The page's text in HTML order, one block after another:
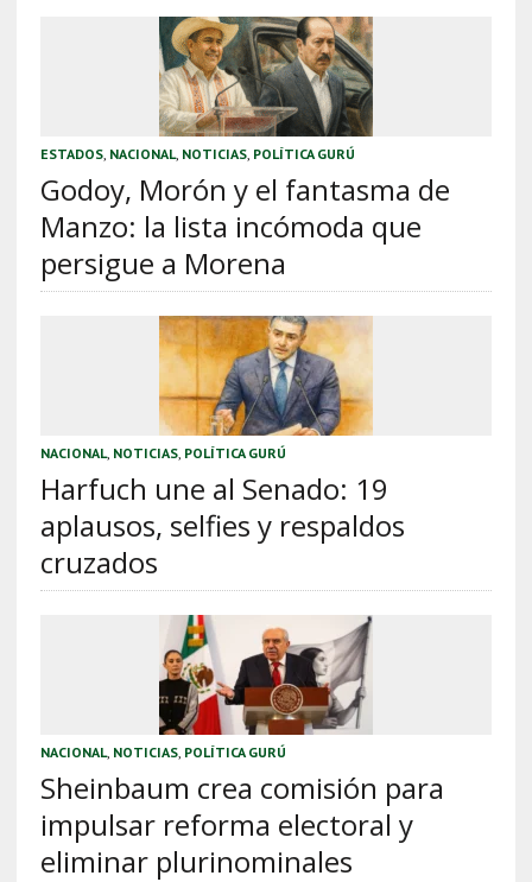
ESTADOS, NACIONAL, NOTICIAS, POLÍTICA GURÚ
Godoy, Morón y el fantasma de
Manzo: la lista incómoda que
persigue a Morena
NACIONAL, NOTICIAS, POLÍTICA GURÚ
Harfuch une al Senado: 19
aplausos, selfies y respaldos
cruzados
NACIONAL, NOTICIAS, POLÍTICA GURÚ
Sheinbaum crea comisión para
impulsar reforma electoral y
eliminar plurinominales